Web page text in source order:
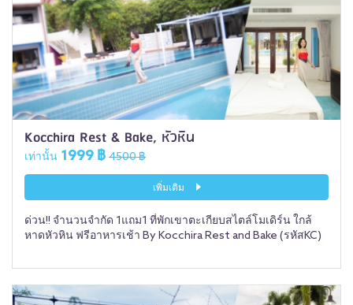
Kocchira Rest & Bake, หัวหิน
เท่านั้น 1999 ฿ 4500 ฿
เพิ่มเติม
ด่วน!! จำนวนจำกัด 1แถม1 ที่พักเขาตะเกียบสไตล์โมเดิร์น ใกล้
หาดหัวหิน ฟรีอาหารเช้า By Kocchira Rest and Bake (รหัสKC)